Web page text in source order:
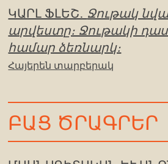
ԿԱՐԼ ՖԼԵՇ․ Ջութակ
արվեստը։ Ջութակի
համար ձեռնարկ։
Հայերեն տարբերակ
ԲԱՑ ԾՐԱԳՐԵՐ